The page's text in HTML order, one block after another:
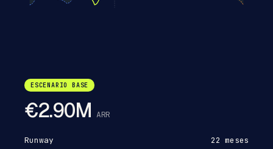
ESCENARIO BASE
€2.90MARR
Runway 22meses